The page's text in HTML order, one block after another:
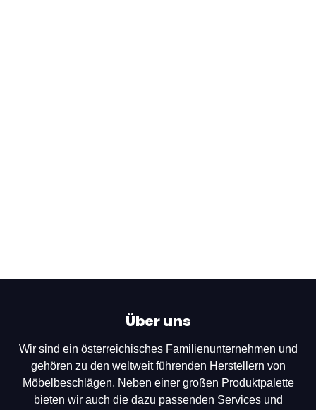
Über uns
Wir sind ein österreichisches Familienunternehmen und
gehören zu den weltweit führenden Herstellern von
Möbelbeschlägen. Neben einer großen Produktpalette
bieten wir auch die dazu passenden Services und